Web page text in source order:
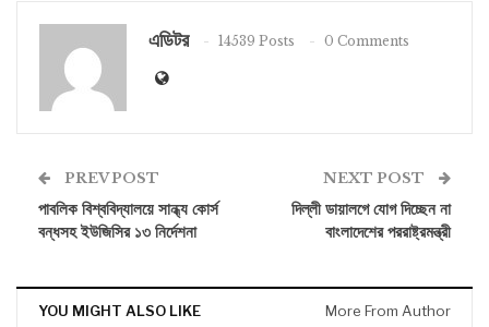
এডিটর 14539 Posts 0 Comments
PREV POST
পাবলিক বিশ্ববিদ্যালয়ে সান্ধ্য কোর্স
বন্ধসহ ইউজিসির ১৩ নির্দেশনা
NEXT POST
দিল্লী ডায়ালগে যোগ দিচ্ছেন না
বাংলাদেশের পররাষ্ট্রমন্ত্রী
YOU MIGHT ALSO LIKE More From Author